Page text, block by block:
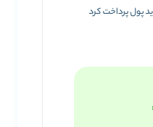
پول پرداخت کرد